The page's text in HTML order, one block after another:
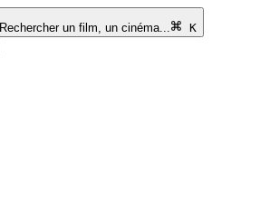
Rechercher un film, un cinéma...
K